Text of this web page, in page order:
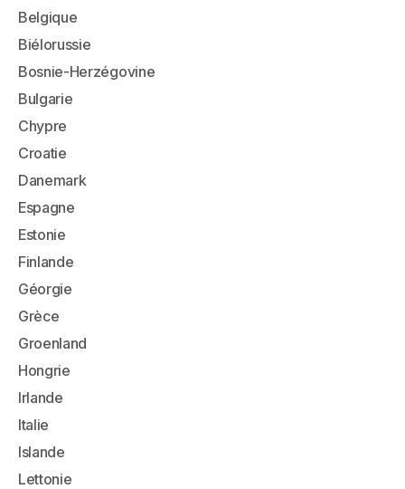
Belgique
Biélorussie
Bosnie-Herzégovine
Bulgarie
Chypre
Croatie
Danemark
Espagne
Estonie
Finlande
Géorgie
Grèce
Groenland
Hongrie
Irlande
Italie
Islande
Lettonie